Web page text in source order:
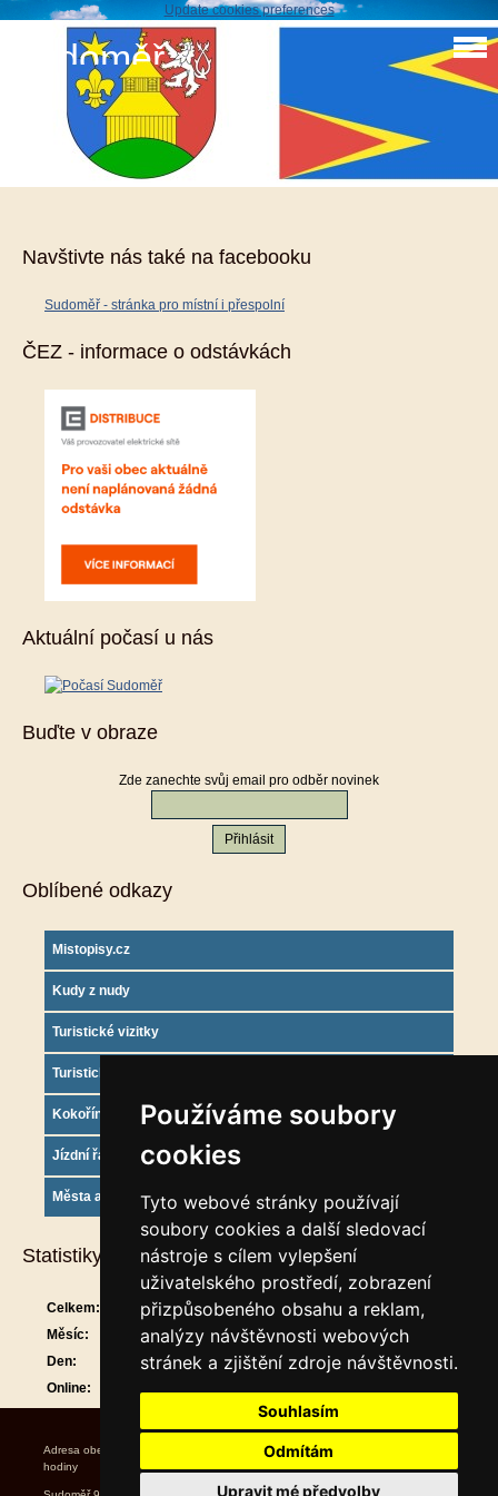
Používáme soubory
cookies
Tyto webové stránky používají
soubory cookies a další sledovací
nástroje s cílem vylepšení
uživatelského prostředí, zobrazení
přizpůsobeného obsahu a reklam,
analýzy návštěvnosti webových
stránek a zjištění zdroje návštěvnosti.
Souhlasím
Odmítám
Upravit mé předvolby
Update cookies preferences
Sudoměř
Změna rozpisu č.2
změna rozpisu č. 2-2022 ze dne 31.5.2022.pdf
Navštivte nás také na facebooku
Sudoměř - stránka pro místní i přespolní
ČEZ - informace o odstávkách
Aktuální počasí u nás
Buďte v obraze
Zde zanechte svůj email pro odběr novinek
Oblíbené odkazy
Mistopisy.cz
Kudy z nudy
Turistické vizitky
Turistický deník
Kokořínsko info
Jízdní řády
Města a obce
Statistiky
Online:
Celkem:
910454
Měsíc:
29775
Den:
Adresa obecního úřadu Úřední
hodiny Starosta